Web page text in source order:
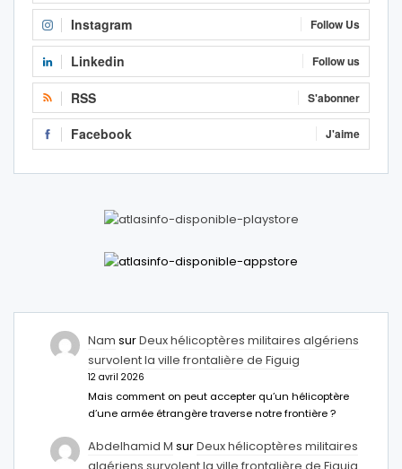
Instagram Follow Us
Linkedin Follow us
RSS S'abonner
Facebook J'aime
Nam surDeux hélicoptères militaires algériens
survolent la ville frontalière de Figuig
12 avril 2026
Mais comment on peut accepter qu’un hélicoptère
d’une armée étrangère traverse notre frontière ?
Abdelhamid M surDeux hélicoptères militaires